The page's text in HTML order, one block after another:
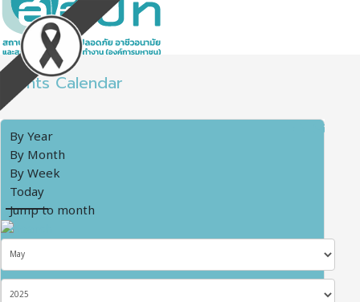
Events Calendar
By Year
By Month
By Week
Today
Jump to month